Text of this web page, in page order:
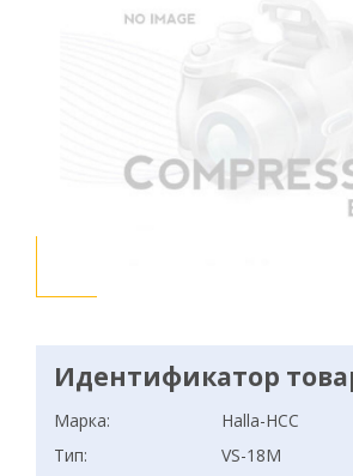
Идентификатор
Марка:
Halla-HCC
Тип:
VS-18M